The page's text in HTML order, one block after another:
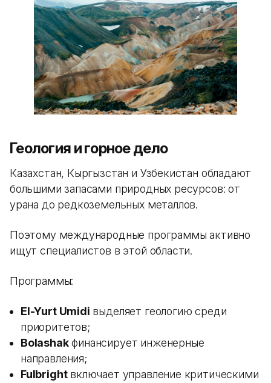
Геология и горное дело
Казахстан, Кыргызстан и Узбекистан обладают
большими запасами природных ресурсов: от
урана до редкоземельных металлов.
Поэтому международные программы активно
ищут специалистов в этой области.
Программы:
El-Yurt Umidi выделяет геологию среди
приоритетов;
Bolashakфинансирует инженерные
направления;
Fulbrightвключает управление критическими